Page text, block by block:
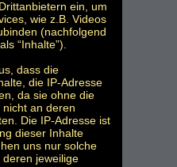
ein, um
wie z.B. Videos
(nachfolgend
“Inhalte”).
dass die
die IP-Adresse
da sie ohne die
an deren
Die IP-Adresse ist
dieser Inhalte
uns nur solche
jeweilige